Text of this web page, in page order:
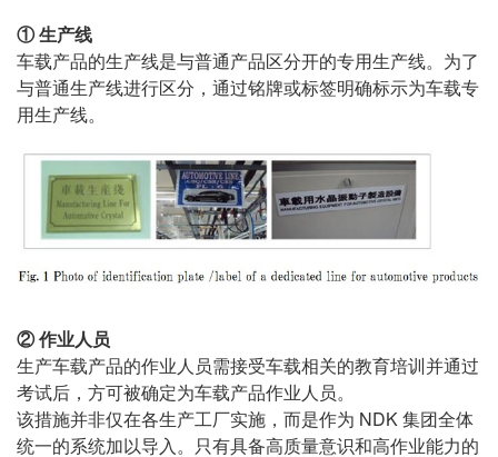
① 生产线
车载产品的生产线是与普通产品区分开的专用生产线。为了
与普通生产线进行区分，通过铭牌或标签明确标示为车载专
用生产线。
② 作业人员
生产车载产品的作业人员需接受车载相关的教育培训并通过
考试后，方可被确定为车载产品作业人员。
该措施并非仅在各生产工厂实施，而是作为 NDK 集团全体
统一的系统加以导入。只有具备高质量意识和高作业能力的